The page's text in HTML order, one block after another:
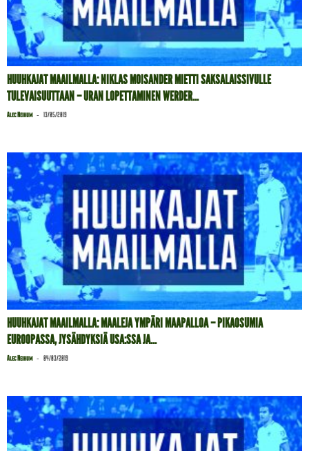
HUUHKAJAT MAAILMALLA: NIKLAS MOISANDER MIETTI SAKSALAISSIVULLE
TULEVAISUUTTAAN – URAN LOPETTAMINEN WERDER...
Alec Neihum - 13/05/2019
HUUHKAJAT MAAILMALLA: MAALEJA YMPÄRI MAAPALLOA – PIKAOSUMIA
EUROOPASSA, JYSÄHDYKSIÄ USA:SSA JA...
Alec Neihum - 04/03/2019